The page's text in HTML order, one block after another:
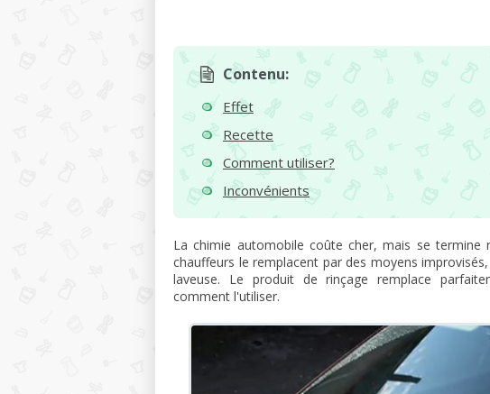
Contenu:
Effet
Recette
Comment utiliser?
Inconvénients
La chimie automobile coûte cher, mais se termine
chauffeurs le remplacent par des moyens
laveuse. Le produit de rinçage remplace
comment l'utiliser.